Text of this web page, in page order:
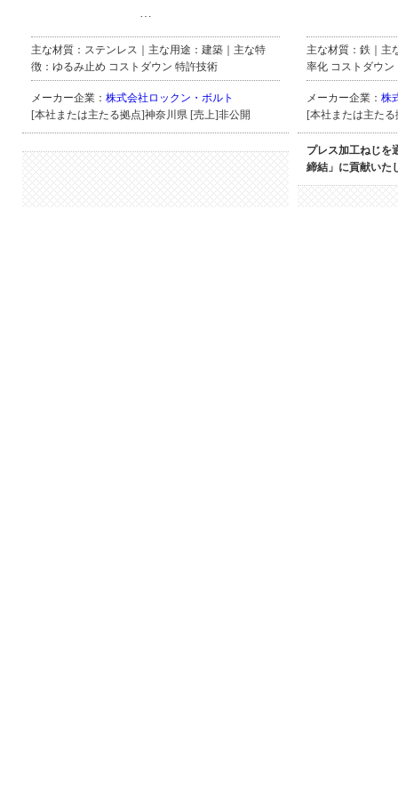
主な材質：ステンレス｜主な用途：建築｜主な特
徴：ゆるみ止め コストダウン 特許技術
メーカー企業： 株式会社ロックン・ボルト
[本社または主たる拠点]神奈川県 [売上]非公開
主な材質：鉄｜主
率化 コストダウン
メーカー企業： 株
[本社または主た
プレス加工ねじを
締結」に貢献いた